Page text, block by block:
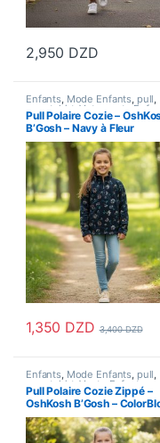
2,950 DZD
Ce produit a plusieurs
Enfants, Mode Enfants, pull,
sweatshirt ,Vetements
Pull Polaire Cozie –
B’Gosh – Navy à Fleur
1,350 DZD 3,400DZD
Ce produit a plusieurs
Enfants, Mode Enfants, pull,
sweatshirt ,Veste Enfant ,
Vetements Enfants
Pull Polaire Cozie Zippé –
OshKosh B’Gosh –
Lavande_Navy